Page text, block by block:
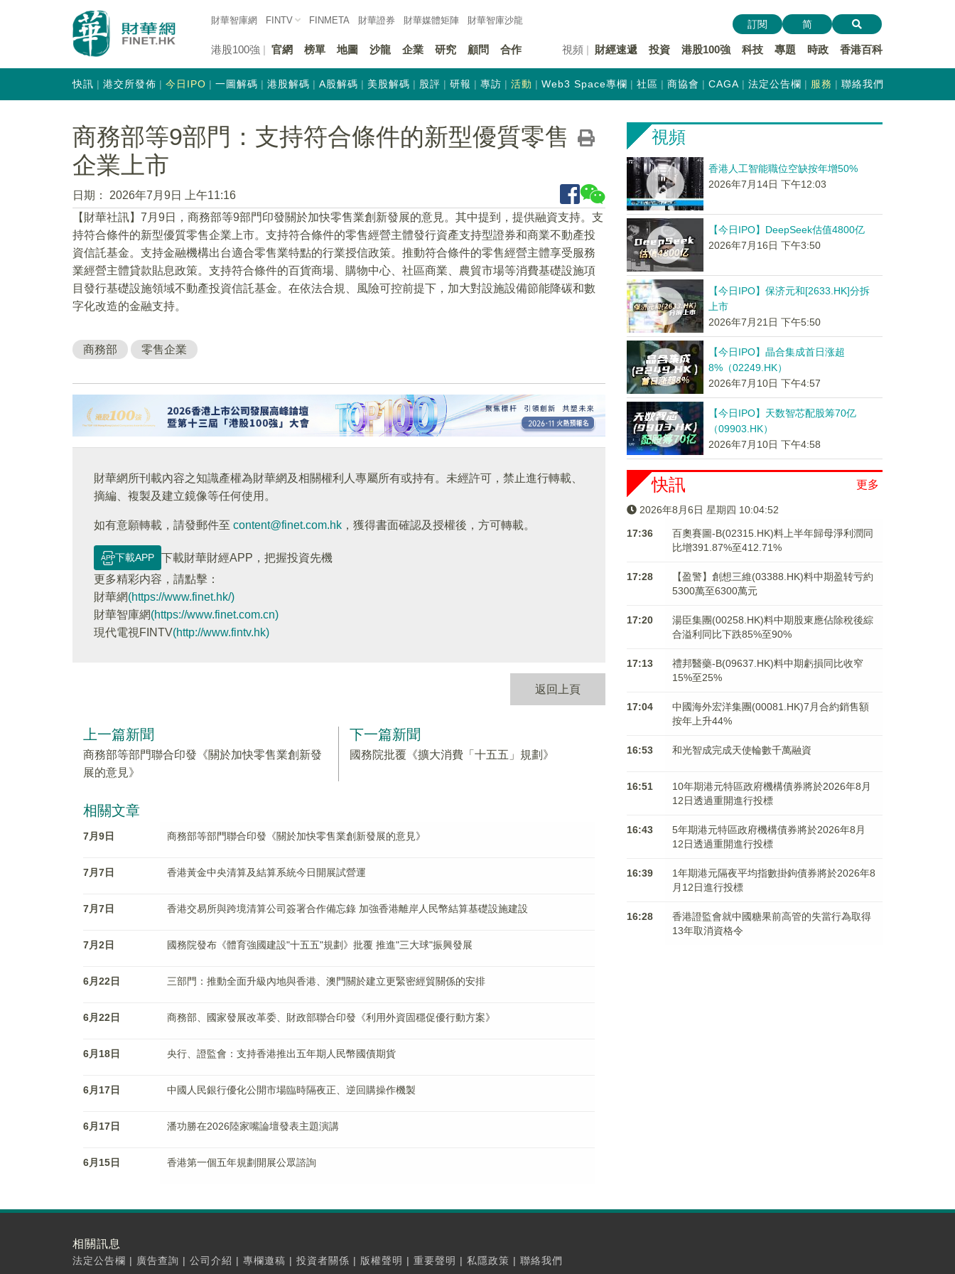
財華智庫網 FINTV FINMETA 財華證券 財華媒體矩陣 財華智庫沙龍
港股100強 官網 榜單 地圖 沙龍 企業 研究 顧問 合作 視頻 財經速遞 投資 港股100強 科技 專題 時政 香港百科
訂閱 简
快訊 港交所發佈 今日IPO 一圖解碼 港股解碼 A股解碼 美股解碼 股評 研報 專訪 活動 Web3 Space專欄 社區 商協會 CAGA 法定公告欄 服務 聯絡我們
商務部等9部門：支持符合條件的新型優質零售
企業上市
日期：
2026年7月9日 上午11:16
【財華社訊】7月9日，商務部等9部門印發關於加快零售業創新發展的意見。其中提到，提供融資支持。支
持符合條件的新型優質零售企業上市。支持符合條件的零售經營主體發行資產支持型證券和商業不動產投
資信託基金。支持金融機構出台適合零售業特點的行業授信政策。推動符合條件的零售經營主體享受服務
業經營主體貸款貼息政策。支持符合條件的百貨商場、購物中心、社區商業、農貿市場等消費基礎設施項
目發行基礎設施領域不動產投資信託基金。在依法合規、風險可控前提下，加大對設施設備節能降碳和數
字化改造的金融支持。
商務部 零售企業
財華網所刊載內容之知識產權為財華網及相關權利人專屬所有或持有。未經許可，禁止進行轉載、
摘編、複製及建立鏡像等任何使用。
如有意願轉載，請發郵件至 content@finet.com.hk ，獲得書面確認及授權後，方可轉載。
下載APP
下載財華財經APP，把握投資先機
更多精彩内容，請點擊：
財華網(https://www.finet.hk/)
財華智庫網(https://www.finet.com.cn)
現代電視FINTV(http://www.fintv.hk)
返回上頁
上一篇新聞
商務部等部門聯合印發《關於加快零售業創新發
展的意見》
下一篇新聞
國務院批覆《擴大消費「十五五」規劃》
相關文章
7月9日 商務部等部門聯合印發《關於加快零售業創新發展的意見》
7月7日 香港黃金中央清算及結算系統今日開展試營運
7月7日 香港交易所與跨境清算公司簽署合作備忘錄 加強香港離岸人民幣結算基礎設施建設
7月2日 國務院發布《體育強國建設"十五五"規劃》批覆 推進"三大球"振興發展
6月22日 三部門：推動全面升級內地與香港、澳門關於建立更緊密經貿關係的安排
6月22日 商務部、國家發展改革委、財政部聯合印發《利用外資固穩促優行動方案》
6月18日 央行、證監會：支持香港推出五年期人民幣國債期貨
6月17日 中國人民銀行優化公開市場臨時隔夜正、逆回購操作機製
6月17日 潘功勝在2026陸家嘴論壇發表主題演講
6月15日 香港第一個五年規劃開展公眾諮詢
視頻
香港人工智能職位空缺按年增50%
2026年7月14日 下午12:03
【今日IPO】DeepSeek估值4800亿
2026年7月16日 下午3:50
【今日IPO】保济元和[2633.HK]分拆
上市
2026年7月21日 下午5:50
【今日IPO】晶合集成首日涨超
8%（02249.HK）
2026年7月10日 下午4:57
【今日IPO】天数智芯配股筹70亿
（09903.HK）
2026年7月10日 下午4:58
更多
快訊
2026年8月6日 星期四 10:04:52
17:36
百奧賽圖-B(02315.HK)料上半年歸母淨利潤同
比增391.87%至412.71%
17:28
【盈警】創想三維(03388.HK)料中期盈转亏約
5300萬至6300萬元
17:20
湯臣集團(00258.HK)料中期股東應佔除稅後綜
合溢利同比下跌85%至90%
17:13
禮邦醫藥-B(09637.HK)料中期虧損同比收窄
15%至25%
17:04
中國海外宏洋集團(00081.HK)7月合約銷售額
按年上升44%
16:53 和光智成完成天使輪數千萬融資
16:51
10年期港元特區政府機構債券將於2026年8月
12日透過重開進行投標
16:43
5年期港元特區政府機構債券將於2026年8月
12日透過重開進行投標
16:39
1年期港元隔夜平均指數掛鉤債券將於2026年8
月12日進行投標
16:28
香港證監會就中國糖果前高管的失當行為取得
13年取消資格令
相關訊息
法定公告欄 | 廣告查詢 | 公司介紹 | 專欄邀稿 | 投資者關係 | 版權聲明 | 重要聲明 | 私隱政策 | 聯絡我們